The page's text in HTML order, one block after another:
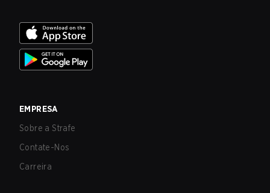
EMPRESA
Sobre a Strafe
Contate-Nos
Carreira